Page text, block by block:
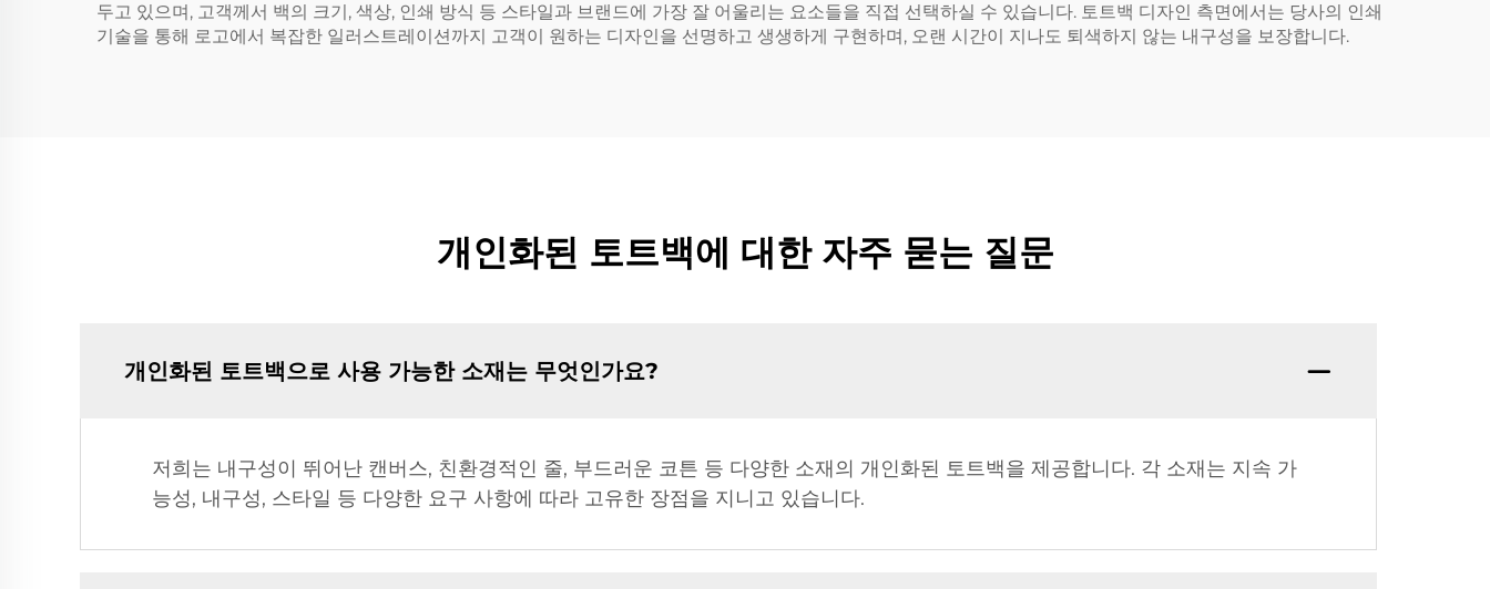
두고 있으며, 고객께서 백의 크기, 색상, 인쇄 방식 등 스타일과 브랜드에 가장 잘 어울리는 요소들을 직접 선택하실 수 있습니다. 토트백 디자인 측면에서는 당사의 인쇄
기술을 통해 로고에서 복잡한 일러스트레이션까지 고객이 원하는 디자인을 선명하고 생생하게 구현하며, 오랜 시간이 지나도 퇴색하지 않는 내구성을 보장합니다.
개인화된 토트백에 대한 자주 묻는 질문
개인화된 토트백으로 사용 가능한 소재는 무엇인가요?
저희는 내구성이 뛰어난 캔버스, 친환경적인 줄, 부드러운 코튼 등 다양한 소재의 개인화된 토트백을 제공합니다. 각 소재는 지속 가
능성, 내구성, 스타일 등 다양한 요구 사항에 따라 고유한 장점을 지니고 있습니다.